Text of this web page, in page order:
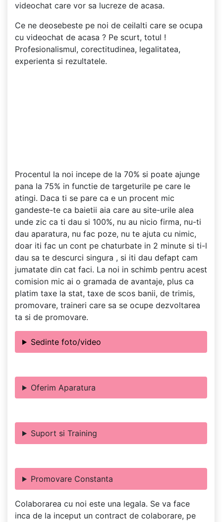
videochat care vor sa lucreze de acasa.
Ce ne deosebeste pe noi de ceilalti care se ocupa
cu videochat de acasa ? Pe scurt, totul !
Profesionalismul, corectitudinea, legalitatea,
experienta si rezultatele.
Procentul la noi incepe de la 70% si poate ajunge
pana la 75% in functie de targeturile pe care le
atingi. Daca ti se pare ca e un procent mic
gandeste-te ca baietii aia care au site-urile alea
unde zic ca ti dau si 100%, nu au nicio firma, nu-ti
dau aparatura, nu fac poze, nu te ajuta cu nimic,
doar iti fac un cont pe chaturbate in 2 minute si ti-l
dau sa te descurci singura , si iti dau defapt cam
jumatate din cat faci. La noi in schimb pentru acest
comision mic ai o gramada de avantaje, plus ca
platim taxe la stat, taxe de scos banii, de trimis,
promovare, traineri care sa se ocupe dezvoltarea
ta si de promovare.
Sedinte foto/video
Oferim Aparatura
Suport si Training
Promovare Constanta
Colaborarea cu noi este una legala. Se va face
inca de la inceput un contract de colaborare, pe